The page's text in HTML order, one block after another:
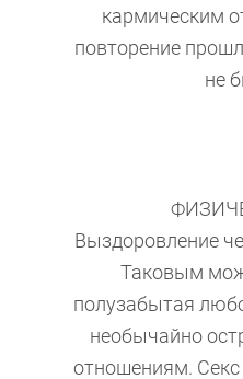
кармическим
повторение
не
Выздоровление
Таковым
полузабытая
необычайно
отношениям. Секс